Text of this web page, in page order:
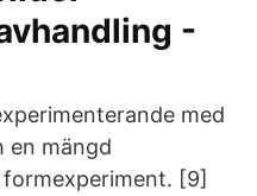
-
med
en mängd
[9]